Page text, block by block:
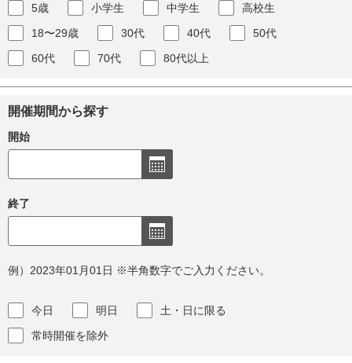
5歳
小学生 中学生
高校生
18〜29歳
30代 40代
50代
60代
70代 80代以上
開催期間から探す
開始
終了
例）2023年01月01日 ※半角数字でご入力ください。
今日 明日
土・日に限る
常時開催を除外